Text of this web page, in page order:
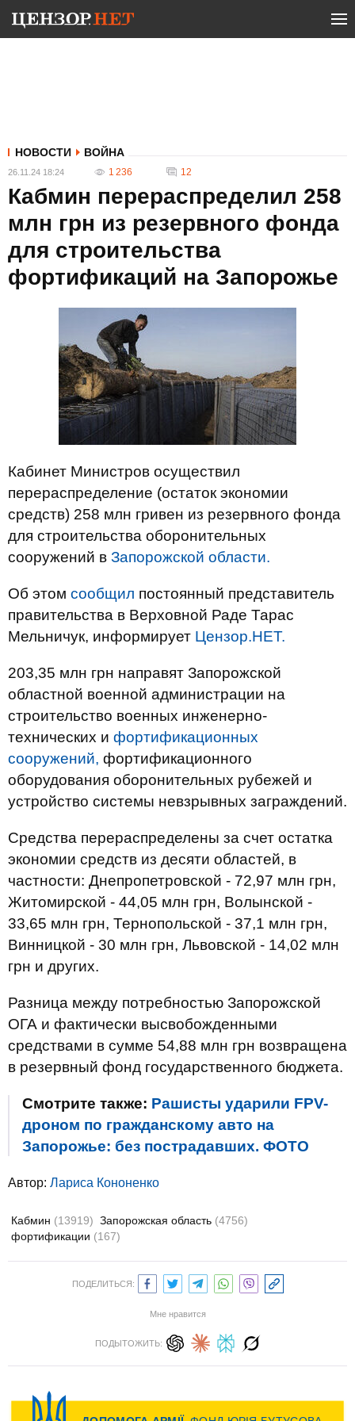
НОВОСТИ ВОЙНА
26.11.24 18:24 1 236 12
Кабмин перераспределил 258
млн грн из резервного фонда
для строительства
фортификаций на Запорожье
Кабинет Министров осуществил
перераспределение (остаток экономии
средств) 258 млн гривен из резервного фонда
для строительства оборонительных
сооружений в Запорожской области.
Об этом сообщил постоянный представитель
правительства в Верховной Раде Тарас
Мельничук, информирует Цензор.НЕТ.
203,35 млн грн направят Запорожской
областной военной администрации на
строительство военных инженерно-
технических и фортификационных
сооружений, фортификационного
оборудования оборонительных рубежей и
устройство системы невзрывных заграждений.
Средства перераспределены за счет остатка
экономии средств из десяти областей, в
частности: Днепропетровской - 72,97 млн грн,
Житомирской - 44,05 млн грн, Волынской -
33,65 млн грн, Тернопольской - 37,1 млн грн,
Винницкой - 30 млн грн, Львовской - 14,02 млн
грн и других.
Разница между потребностью Запорожской
ОГА и фактически высвобожденными
средствами в сумме 54,88 млн грн возвращена
в резервный фонд государственного бюджета.
Смотрите также: Рашисты ударили FPV-
дроном по гражданскому авто на
Запорожье: без пострадавших. ФОТО
Автор: Лариса Кононенко
Кабмин (13919) Запорожская область (4756)
фортификации (167)
ПОДЕЛИТЬСЯ:
Мне нравится
ПОДЫТОЖИТЬ: